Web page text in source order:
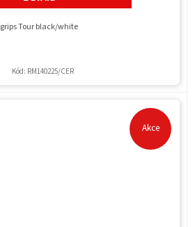
grips Tour black/white
Kód: RM140225/CER
Akce